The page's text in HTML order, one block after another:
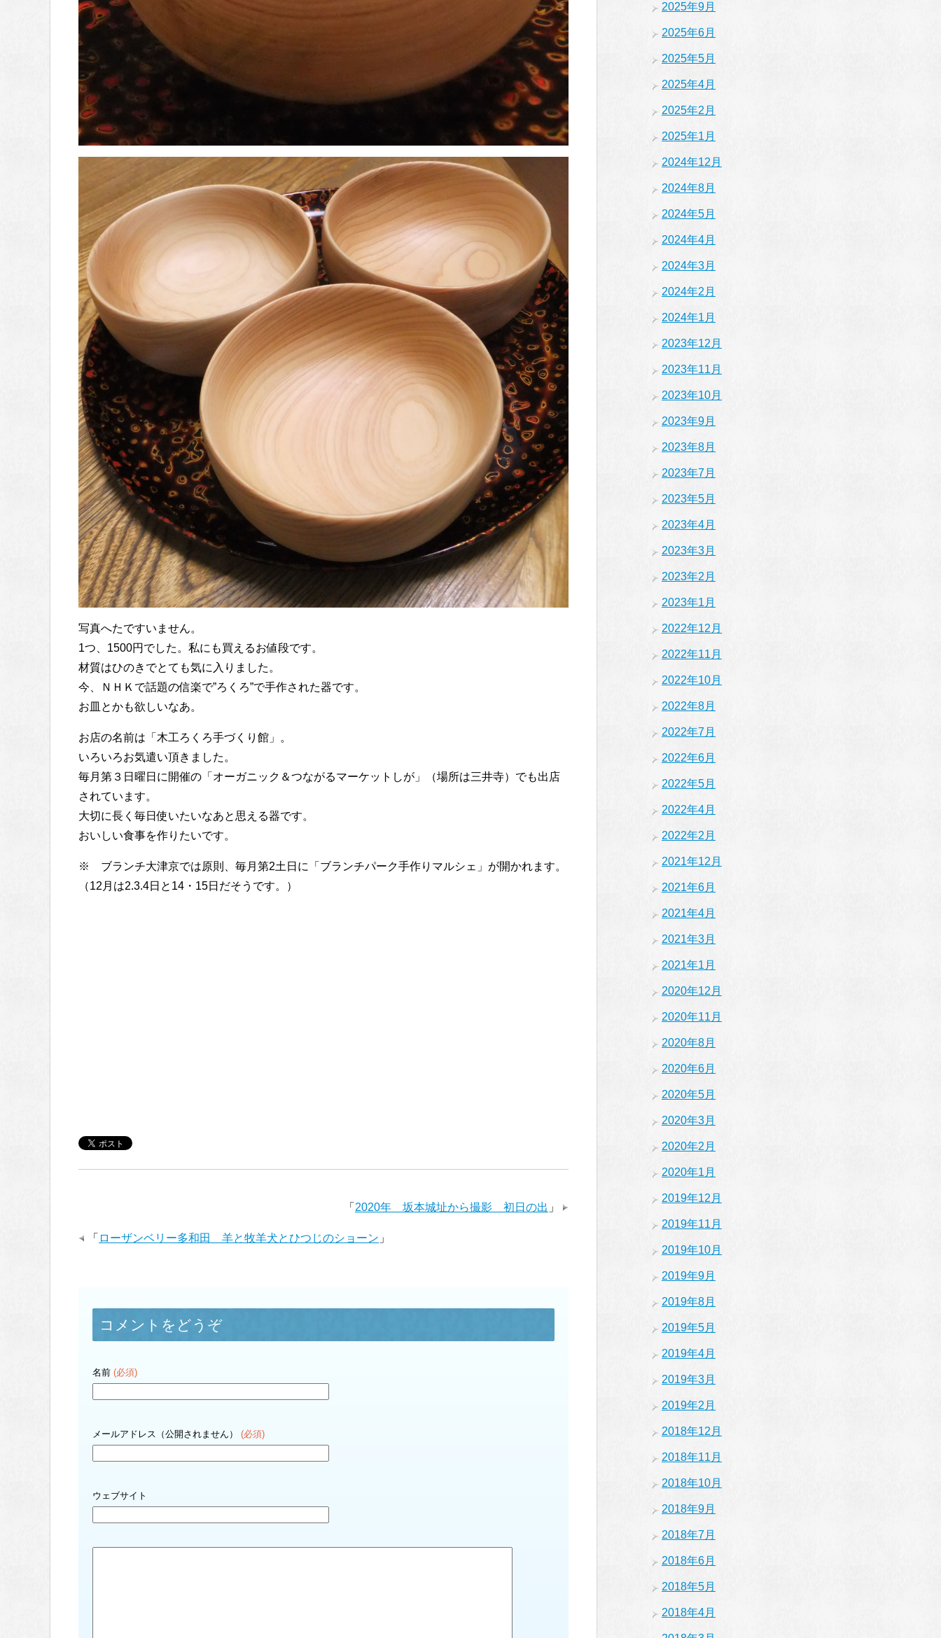
写真へたですいません。
1つ、1500円でした。私にも買えるお値段です。
材質はひのきでとても気に入りました。
今、ＮＨＫで話題の信楽で”ろくろ”で手作された器です。
お皿とかも欲しいなあ。
お店の名前は「木工ろくろ手づくり館」。
いろいろお気遣い頂きました。
毎月第３日曜日に開催の「オーガニック＆つながるマーケットしが」（場所は三井寺）でも出店
されています。
大切に長く毎日使いたいなあと思える器です。
おいしい食事を作りたいです。
※ ブランチ大津京では原則、毎月第2土日に「ブランチパーク手作りマルシェ」が開かれます。
（12月は2.3.4日と14・15日だそうです。）
「 2020年 坂本城址から撮影 初日の出 」
「 ローザンベリー多和田 羊と牧羊犬とひつじのショーン 」
コメントをどうぞ
名前 (必須)
メールアドレス（公開されません） (必須)
ウェブサイト
2025年9月
2025年6月
2025年5月
2025年4月
2025年2月
2025年1月
2024年12月
2024年8月
2024年5月
2024年4月
2024年3月
2024年2月
2024年1月
2023年12月
2023年11月
2023年10月
2023年9月
2023年8月
2023年7月
2023年5月
2023年4月
2023年3月
2023年2月
2023年1月
2022年12月
2022年11月
2022年10月
2022年8月
2022年7月
2022年6月
2022年5月
2022年4月
2022年2月
2021年12月
2021年6月
2021年4月
2021年3月
2021年1月
2020年12月
2020年11月
2020年8月
2020年6月
2020年5月
2020年3月
2020年2月
2020年1月
2019年12月
2019年11月
2019年10月
2019年9月
2019年8月
2019年5月
2019年4月
2019年3月
2019年2月
2018年12月
2018年11月
2018年10月
2018年9月
2018年7月
2018年6月
2018年5月
2018年4月